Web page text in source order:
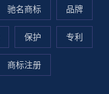
驰名商标 品牌
保护 专利
商标注册